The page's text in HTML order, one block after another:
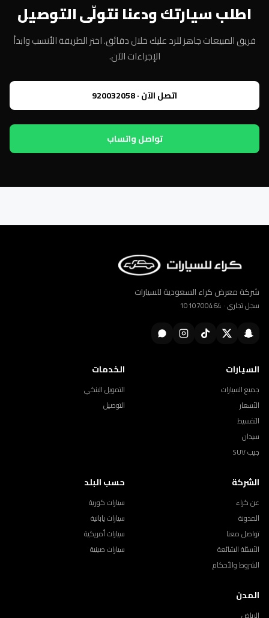
اطلب سيارتك ودعنا نتولّى التوصيل
فريق المبيعات جاهز للرد عليك خلال دقائق. اختر الطريقة الأنسب وابدأ
الإجراءات الآن.
اتصل الآن · 920032058
تواصل واتساب
شركة معرض كراء السعودية للسيارات
سجل تجاري · 1010700464
السيارات
جميع السيارات
الأسعار
التقسيط
سيدان
جيب SUV
الخدمات
التمويل البنكي
التوصيل
الشركة
عن كراء
المدونة
تواصل معنا
الأسئلة الشائعة
الشروط والأحكام
حسب البلد
سيارات كورية
سيارات يابانية
سيارات أمريكية
سيارات صينية
المدن